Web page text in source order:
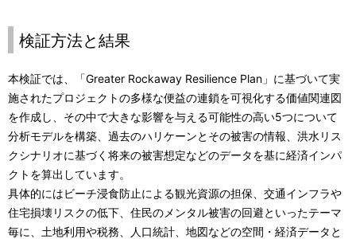
検証方法と結果
本検証では、「Greater Rockaway Resilience Plan」に基づいて実
施されたプロジェクトの多様な便益の連鎖を可視化する価値関連図
を作成し、その中で大きな影響を与える可能性の高い5つについて
分析モデルを構築、過去のハリケーンとその被害の情報、洪水リス
クシナリオに基づく将来の被害想定などのデータを基に経済インパ
クトを算出しています。
具体的にはビーチ浸食防止による観光資源の担保、交通インフラや
住宅損壊リスクの低下、住民のメンタル被害の回避といったテーマ
毎に、土地利用や税務、人口統計、地図などの空間・経済データと